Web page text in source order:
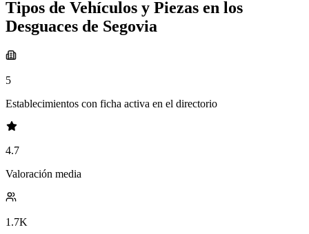
Tipos de Vehículos y Piezas en los
Desguaces de Segovia
5
Establecimientos con ficha activa en el directorio
4.7
Valoración media
1.7K